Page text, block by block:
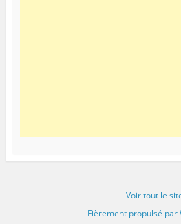
Voir tout le
Fièrement propulsé par